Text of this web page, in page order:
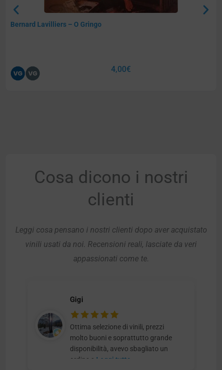
Bernard Lavilliers – O Gringo
4,00€
Cosa dicono i nostri
clienti
Leggi cosa pensano i nostri clienti dopo aver acquistato
vinili usati da noi. Recensioni reali, lasciate da veri
appassionati come te.
Gigi
Ottima selezione di vinili, prezzi
molto buoni e soprattutto grande
disponibilità, avevo sbagliato un
ordine e Leggi tutto